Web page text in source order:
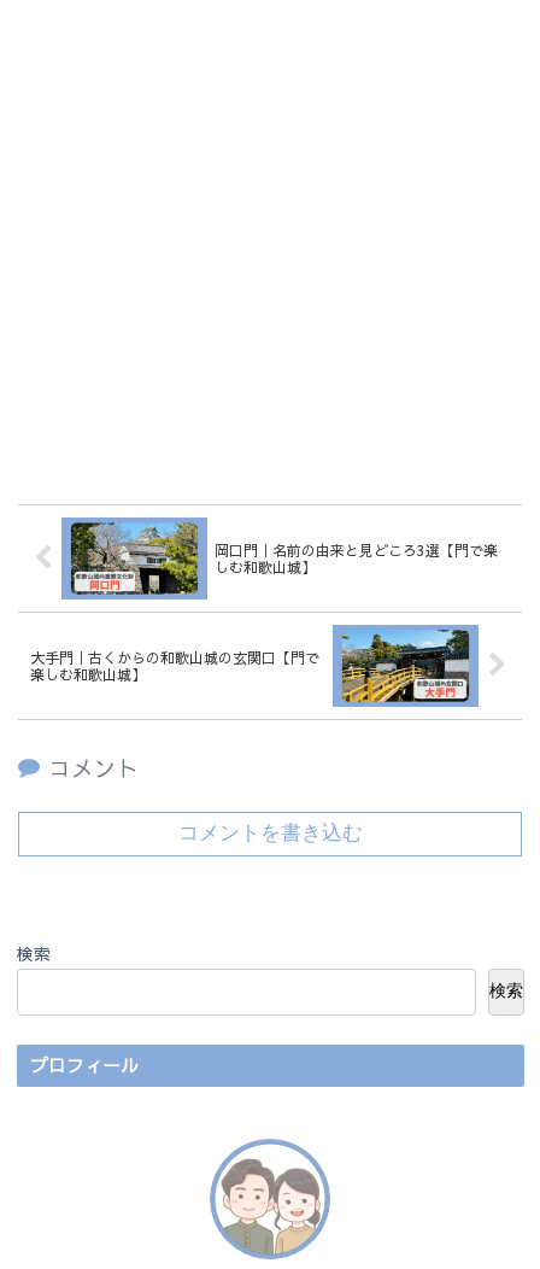
岡口門｜名前の由来と見どころ3選【門で楽
しむ和歌山城】
大手門｜古くからの和歌山城の玄関口【門で
楽しむ和歌山城】
コメント
コメントを書き込む
検索
検索
プロフィール